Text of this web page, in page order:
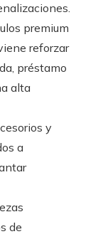
premium
reforzar
préstamo
alta
y
a
de